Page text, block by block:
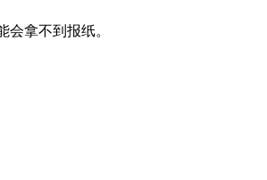
拿不到报纸。